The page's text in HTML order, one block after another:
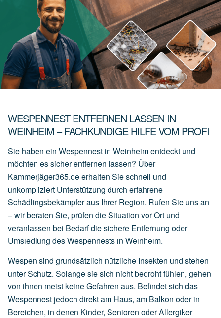
WESPENNEST ENTFERNEN LASSEN IN
WEINHEIM – FACHKUNDIGE HILFE VOM PROFI
Sie haben ein Wespennest in Weinheim entdeckt und
möchten es sicher entfernen lassen? Über
Kammerjäger365.de erhalten Sie schnell und
unkompliziert Unterstützung durch erfahrene
Schädlingsbekämpfer aus Ihrer Region. Rufen Sie uns an
– wir beraten Sie, prüfen die Situation vor Ort und
veranlassen bei Bedarf die sichere Entfernung oder
Umsiedlung des Wespennests in Weinheim.
Wespen sind grundsätzlich nützliche Insekten und stehen
unter Schutz. Solange sie sich nicht bedroht fühlen, gehen
von ihnen meist keine Gefahren aus. Befindet sich das
Wespennest jedoch direkt am Haus, am Balkon oder in
Bereichen, in denen Kinder, Senioren oder Allergiker